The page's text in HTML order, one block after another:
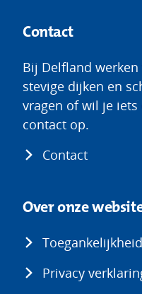
Contact
Bij Delfland
stevige dijken en
vragen of wil je iets
contact op.
Contact
Over onze
Toegankelijkheid
Privacy